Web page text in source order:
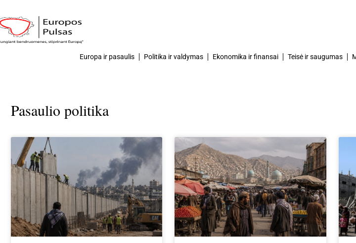
Europa ir pasaulis Politika ir valdymas Ekonomika ir finansai Teisė ir saugumas
Pasaulio politika